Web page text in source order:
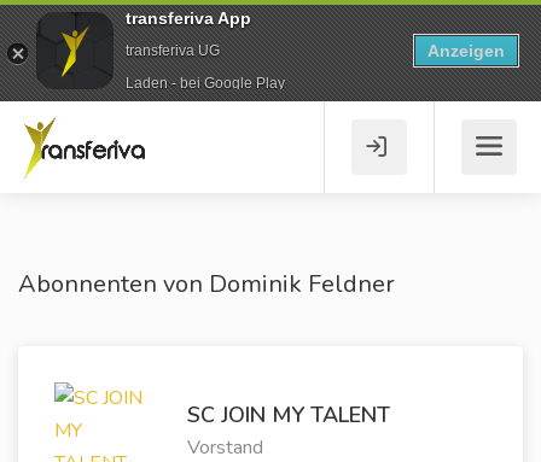
Abonnenten von Dominik Feldner
SC JOIN MY TALENT
Vorstand
transferiva App
transferiva UG
Laden - bei Google Play
Anzeigen